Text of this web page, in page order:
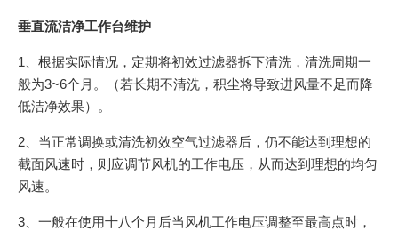
垂直流洁净工作台维护
1、根据实际情况，定期将初效过滤器拆下清洗，清洗周期一
般为3~6个月。（若长期不清洗，积尘将导致进风量不足而降
低洁净效果）。
2、当正常调换或清洗初效空气过滤器后，仍不能达到理想的
截面风速时，则应调节风机的工作电压，从而达到理想的均匀
风速。
3、一般在使用十八个月后当风机工作电压调整至最高点时，